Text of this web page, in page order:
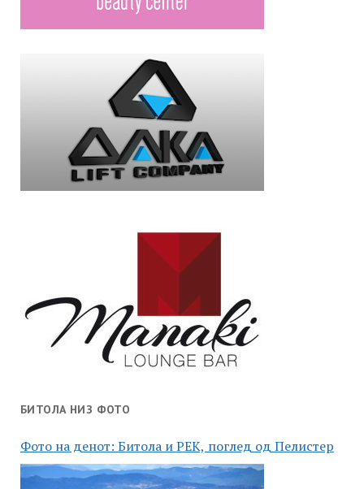
БИТОЛА НИЗ ФОТО
Фото на денот: Битола и РЕК, поглед од Пелистер